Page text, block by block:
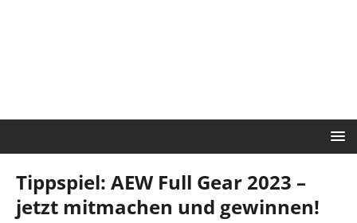
Tippspiel: AEW Full Gear 2023 –
jetzt mitmachen und gewinnen!